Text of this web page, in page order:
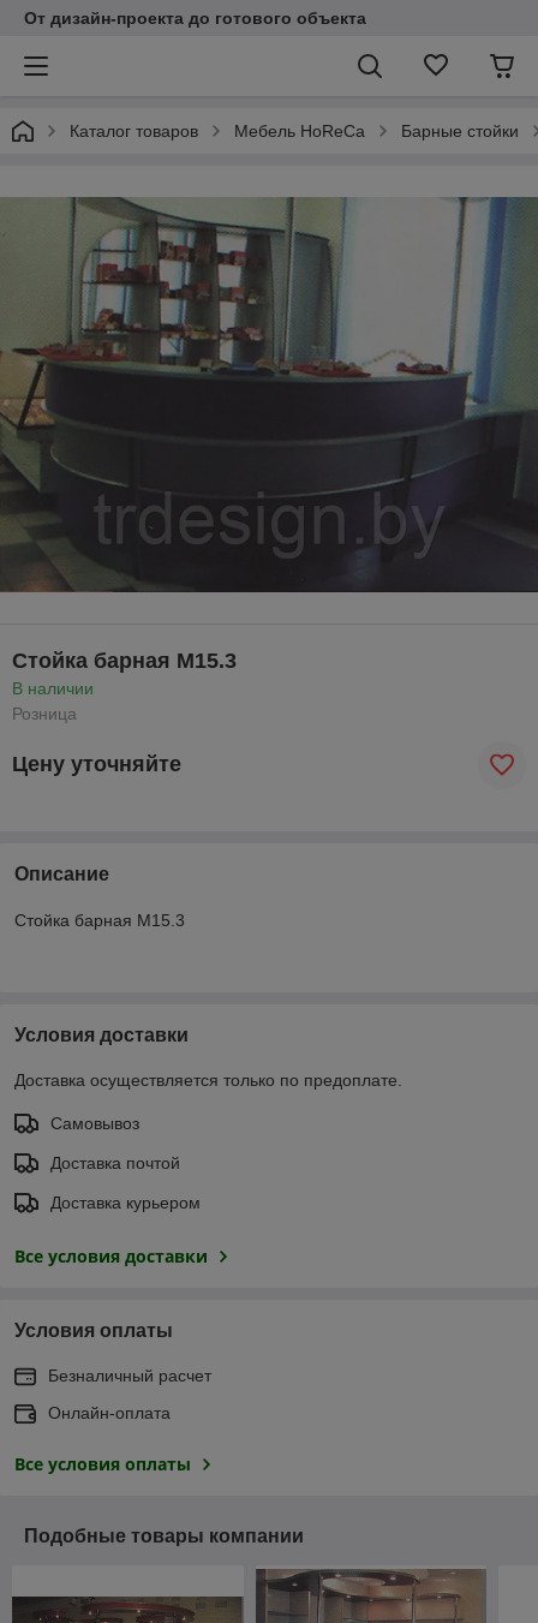
От дизайн-проекта до готового объекта
Каталог товаров Мебель HoReCa Барные стойки
Стойка барная М15.3
В наличии
Розница
Цену уточняйте
Описание
Стойка барная М15.3
Условия доставки
Доставка осуществляется только по предоплате.
Самовывоз
Доставка почтой
Доставка курьером
Все условия доставки
Условия оплаты
Безналичный расчет
Онлайн-оплата
Все условия оплаты
Подобные товары компании